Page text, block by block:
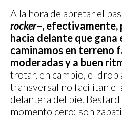
A la hora de apretar el
rocker–, efectivamente,
hacia delante que gana
caminamos en terreno
moderadas y a buen
trotar, en cambio, el drop
transversal no facilitan el
delantera del pie.
momento cero: son